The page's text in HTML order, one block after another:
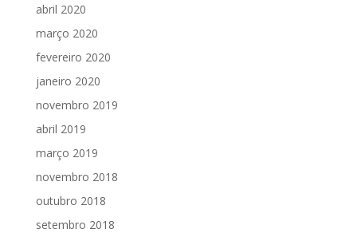
abril 2020
março 2020
fevereiro 2020
janeiro 2020
novembro 2019
abril 2019
março 2019
novembro 2018
outubro 2018
setembro 2018